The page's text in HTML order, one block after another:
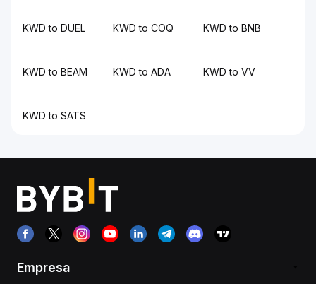
KWD to DUEL KWD to COQ KWD to BNB
KWD to BEAM KWD to ADA KWD to VV
KWD to SATS
Empresa